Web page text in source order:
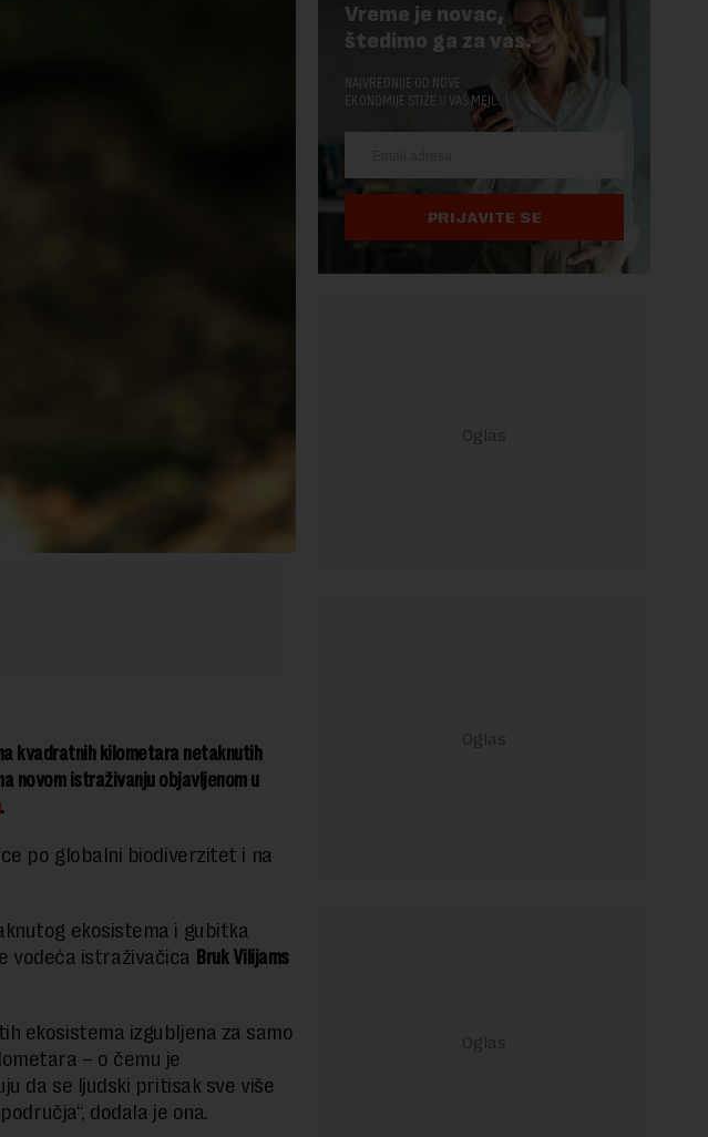
kvadratnih kilometara netaknutih
novom istraživanju objavljenom u
.
po globalni biodiverzitet i na
ekosistema i gubitka
vodeća istraživačica Bruk Vilijams
ekosistema izgubljena za samo
– o čemu je
da se ljudski pritisak sve više
dodala je ona.
Vreme je novac,
štedimo ga za vas.
NAJVREDNIJE OD NOVE
EKONOMIJE STIŽE U VAŠ MEJL.
PRIJAVITE SE